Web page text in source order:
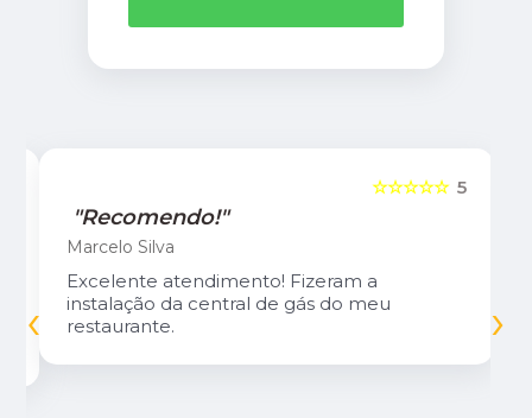
5
☆☆☆☆☆
"Recomendo!"
Marcelo Silva
Excelente atendimento! Fizeram a
instalação da central de gás do meu
restaurante.
‹ ›